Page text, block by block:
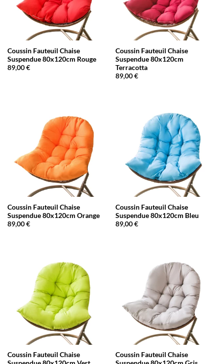
Coussin Fauteuil Chaise
Suspendue 80x120cm Rouge
89,00€
Coussin Fauteuil Chaise
Suspendue 80x120cm
Terracotta
89,00€
Coussin Fauteuil Chaise
Suspendue 80x120cm Orange
89,00€
Coussin Fauteuil Chaise
Suspendue 80x120cm Bleu
89,00€
Coussin Fauteuil Chaise
Coussin Fauteuil Chaise